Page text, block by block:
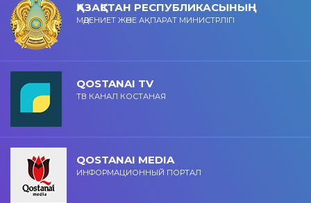
ҚАЗАҚСТАН РЕСПУБЛИКАСЫНЫҢ
МӘДЕНИЕТ ЖӘНЕ АҚПАРАТ МИНИСТРЛІГІ
QOSTANAI TV
ТВ КАНАЛ КОСТАНАЯ
QOSTANAI MEDIA
ИНФОРМАЦИОННЫЙ ПОРТАЛ